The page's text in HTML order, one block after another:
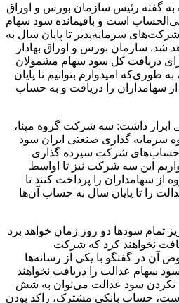
به گفته رئیس سازمان بورس و اوراق
است و باقیمانده سود سهام
سرمایه‌پذیر تا پایان سال به
شد. سازمان بورس و اوراق بهادار
دریافت کل سود سهام مشمولان
طوری‌که امیدوارم بتوانیم تا پایان
سهامداران را دریافت و به حساب
داشت: سه شرکت گروه مپنا،
سرمایه گذاری صنعتی ایران سود
حساب‌های شرکت سپرده گذاری
این سه شرکت نیز تا اواسط
از سهامداران را پرداخت کنند تا
را تا پایان سال به حساب آن‌ها
تمام سود‌ها دو روز زمان خواهد برد
نخواهند کرد که شرکت
در گفتگو با یکی از رسانه‌ها
سود سهام عدالت را دریافت نخواهند
نکردن سود عدالت می‌توان به شش
حساب بانکی مشترک، راکد بودن